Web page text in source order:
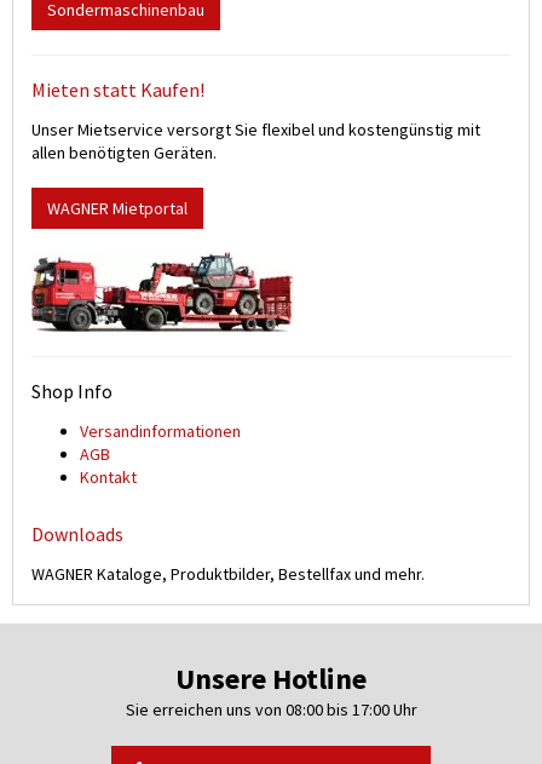
Sondermaschinenbau
Mieten statt Kaufen!
Unser Mietservice versorgt Sie flexibel und kostengünstig mit
allen benötigten Geräten.
WAGNER Mietportal
Shop Info
Versand­informationen
AGB
Kontakt
Downloads
WAGNER Kataloge, Produktbilder, Bestellfax und mehr.
Unsere Hotline
Sie erreichen uns von 08:00 bis 17:00 Uhr